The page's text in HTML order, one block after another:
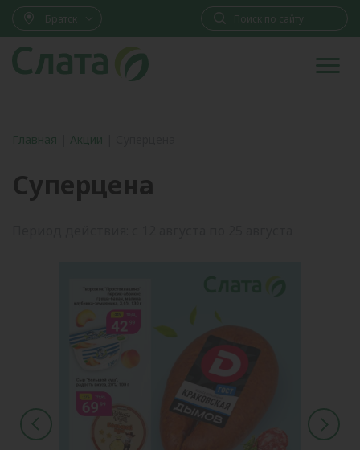
Братск
Главная Акции
Суперцена